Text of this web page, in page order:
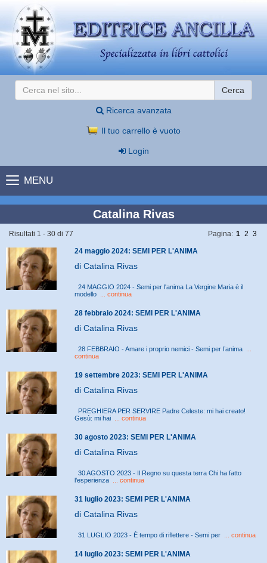
Cerca
Ricerca avanzata
Il tuo carrello è vuoto
Login
MENU
Catalina Rivas
Risultati 1 - 30 di 77 Pagina: 1 2 3
24 maggio 2024: SEMI PER L'ANIMA
di Catalina Rivas
24 MAGGIO 2024 - Semi per l'anima La Vergine Maria è il
modello
... continua
28 febbraio 2024: SEMI PER L'ANIMA
di Catalina Rivas
28 FEBBRAIO - Amare i proprio nemici - Semi per l’anima
continua
19 settembre 2023: SEMI PER L'ANIMA
di Catalina Rivas
PREGHIERA PER SERVIRE Padre Celeste: mi hai creato!
Gesù: mi hai
... continua
30 agosto 2023: SEMI PER L'ANIMA
di Catalina Rivas
30 AGOSTO 2023 - Il Regno su questa terra Chi ha fatto
l’esperienza
... continua
31 luglio 2023: SEMI PER L'ANIMA
di Catalina Rivas
31 LUGLIO 2023 - È tempo di riflettere - Semi per ... continua
14 luglio 2023: SEMI PER L'ANIMA